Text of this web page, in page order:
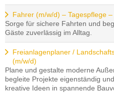
Fahrer (m/w/d) – Tagespflege
Sorge für sichere Fahrten und
Gäste zuverlässig im Alltag.
Freianlagenplaner /
(m/w/d)
Plane und gestalte moderne
begleite Projekte eigenständig
kreative Ideen in spannende